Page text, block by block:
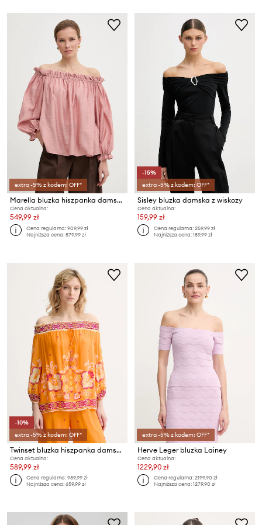
extra -5% z kodem: OFF*
Marella bluzka hiszpanka damska z modalem MERINGA
Cena aktualna:
549,99 zł
Cena regularna:909,99 zł
Najniższa cena:579,99 zł
-15%
extra -5% z kodem: OFF*
Sisley bluzka damska z wiskozy
Cena aktualna:
159,99 zł
Cena regularna:259,99 zł
Najniższa cena:189,99 zł
-10%
extra -5% z kodem: OFF*
Twinset bluzka hiszpanka damska z wiskozy
Cena aktualna:
589,99 zł
Cena regularna:989,99 zł
Najniższa cena:659,99 zł
extra -5% z kodem: OFF*
Herve Leger bluzka Lainey
Cena aktualna:
1229,90 zł
Cena regularna:2199,90 zł
Najniższa cena:1279,90 zł